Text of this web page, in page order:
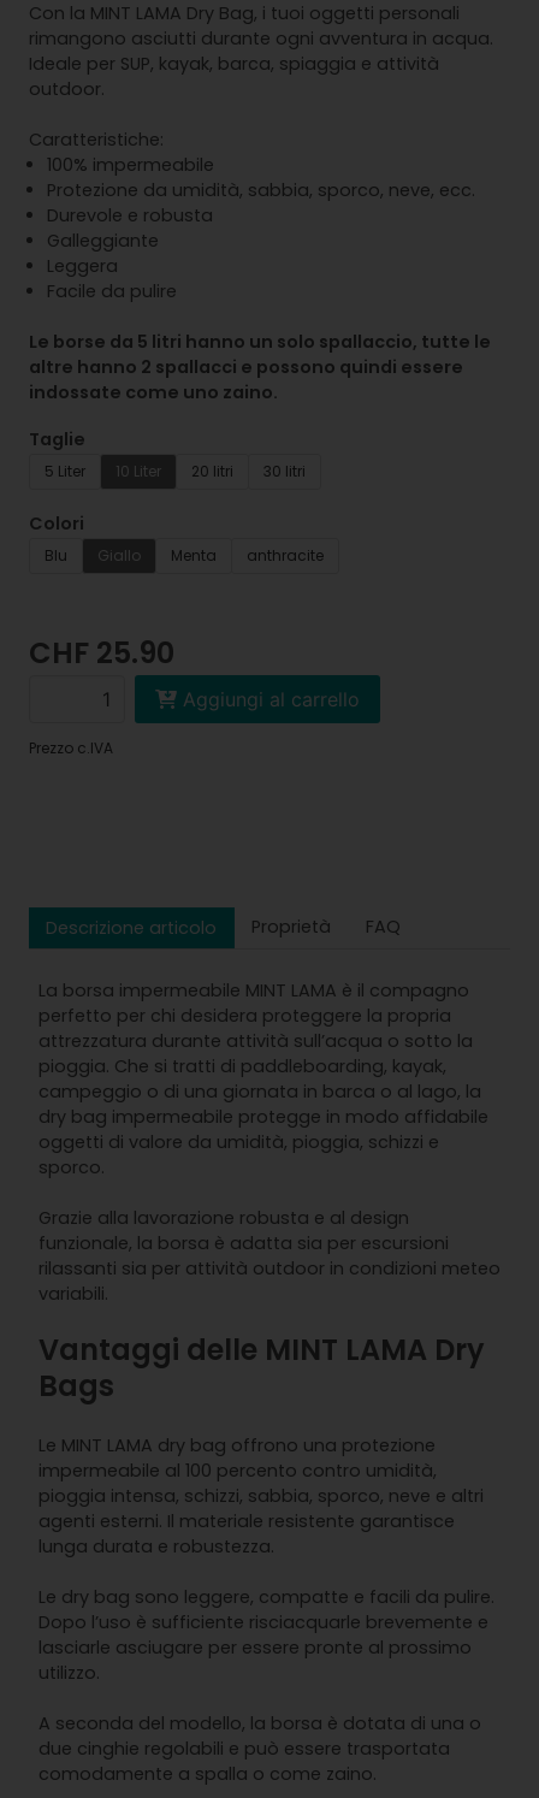
Con la MINT LAMA Dry Bag, i tuoi oggetti personali
rimangono asciutti durante ogni avventura in acqua.
Ideale per SUP, kayak, barca, spiaggia e attività
outdoor.
Caratteristiche:
100% impermeabile
Protezione da umidità, sabbia, sporco, neve, ecc.
Durevole e robusta
Galleggiante
Leggera
Facile da pulire
Le borse da 5 litri hanno un solo spallaccio, tutte le
altre hanno 2 spallacci e possono quindi essere
indossate come uno zaino.
Taglie
5 Liter 10 Liter 20 litri 30 litri
Colori
Blu Giallo Menta anthracite
CHF 25.90
Aggiungi al carrello
Prezzo c.IVA
Descrizione articolo Proprietà FAQ
La borsa impermeabile MINT LAMA è il compagno
perfetto per chi desidera proteggere la propria
attrezzatura durante attività sull’acqua o sotto la
pioggia. Che si tratti di paddleboarding, kayak,
campeggio o di una giornata in barca o al lago, la
dry bag impermeabile protegge in modo affidabile
oggetti di valore da umidità, pioggia, schizzi e
sporco.
Grazie alla lavorazione robusta e al design
funzionale, la borsa è adatta sia per escursioni
rilassanti sia per attività outdoor in condizioni meteo
variabili.
Vantaggi delle MINT LAMA Dry
Bags
Le MINT LAMA dry bag offrono una protezione
impermeabile al 100 percento contro umidità,
pioggia intensa, schizzi, sabbia, sporco, neve e altri
agenti esterni. Il materiale resistente garantisce
lunga durata e robustezza.
Le dry bag sono leggere, compatte e facili da pulire.
Dopo l’uso è sufficiente risciacquarle brevemente e
lasciarle asciugare per essere pronte al prossimo
utilizzo.
A seconda del modello, la borsa è dotata di una o
due cinghie regolabili e può essere trasportata
comodamente a spalla o come zaino.